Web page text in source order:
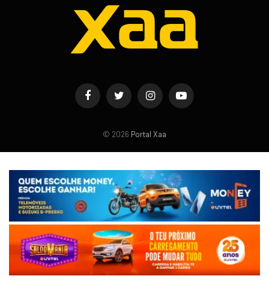
FacebookTwitter InstagramYouTube
© 2026 Portal Xaa